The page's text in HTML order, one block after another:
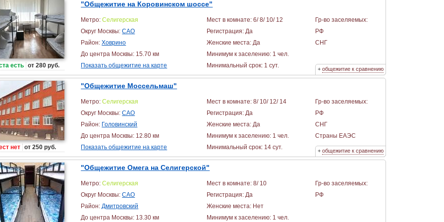
"Общежитие на Коровинском шоссе"
есть от 280 руб.
Метро:Селигерская
Округ Москвы:САО
Район:Ховрино
До центра Москвы: 15.70 км
Показать общежитие на карте
Мест в комнате: 6/ 8/ 10/ 12
Регистрация: Да
Женские места: Да
Минимум к заселению: 1 чел.
Минимальный срок: 1 сут.
Гр-во заселяемых:
РФ
СНГ
+ общежитие к сравнению
"Общежитие Моссельмаш"
нет от 250 руб.
Метро:Селигерская
Округ Москвы:САО
Район: Головинский
До центра Москвы: 12.80 км
Показать общежитие на карте
Мест в комнате: 8/ 10/ 12/ 14
Регистрация: Да
Женские места: Да
Минимум к заселению: 1 чел.
Минимальный срок: 14 сут.
Гр-во заселяемых:
РФ
СНГ
Страны ЕАЭС
+ общежитие к сравнению
"Общежитие Омега на Селигерской"
Метро:Селигерская
Округ Москвы:САО
Район:Дмитровский
До центра Москвы: 13.30 км
Мест в комнате: 8/ 10
Регистрация: Да
Женские места: Нет
Минимум к заселению: 1 чел.
Гр-во заселяемых:
РФ